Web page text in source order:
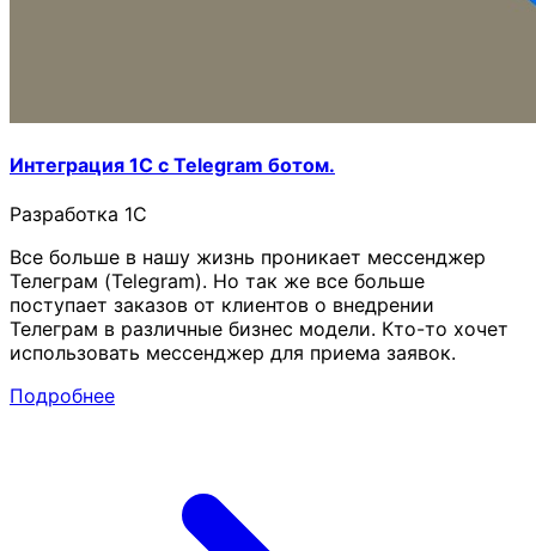
Интеграция 1С с Telegram ботом.
Разработка 1C
Все больше в нашу жизнь проникает мессенджер
Телеграм (Telegram). Но так же все больше
поступает заказов от клиентов о внедрении
Телеграм в различные бизнес модели. Кто-то хочет
использовать мессенджер для приема заявок.
Подробнее